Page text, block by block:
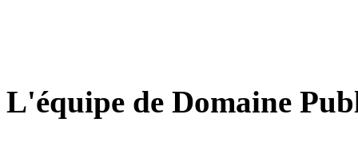
L'équipe de Domaine